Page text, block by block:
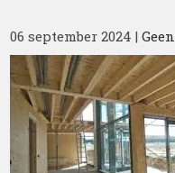
06 september 2024 |